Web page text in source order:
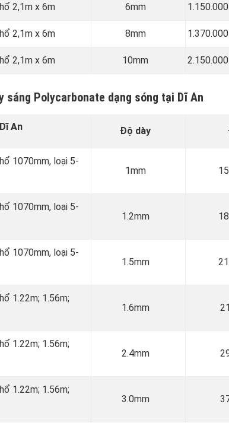
2,1m x 6m 6mm
2,1m x 6m 8mm
2,1m x 6m 10mm
sáng Polycarbonate dạng sóng tại Dĩ An
An Độ dày
1070mm, loại 5-
1mm
1070mm, loại 5-
1.2mm
1070mm, loại 5-
1.5mm
1.22m; 1.56m;
1.6mm
1.22m; 1.56m;
2.4mm
1.22m; 1.56m;
3.0mm